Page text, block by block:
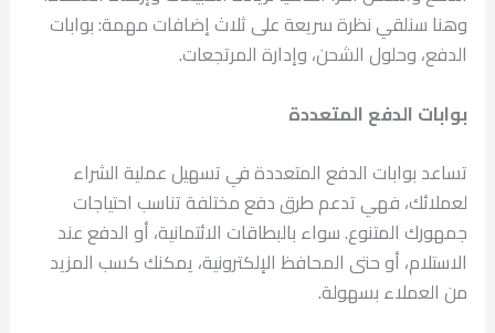
وهنا سنلقي نظرة سريعة على ثلاث إضافات مهمة: بوابات
الدفع، وحلول الشحن، وإدارة المرتجعات.
بوابات الدفع المتعددة
تساعد بوابات الدفع المتعددة في تسهيل عملية الشراء
لعملائك، فهي تدعم طرق دفع مختلفة تناسب احتياجات
جمهورك المتنوع. سواء بالبطاقات الائتمانية، أو الدفع عند
الاستلام، أو حتى المحافظ الإلكترونية، يمكنك كسب المزيد
من العملاء بسهولة.